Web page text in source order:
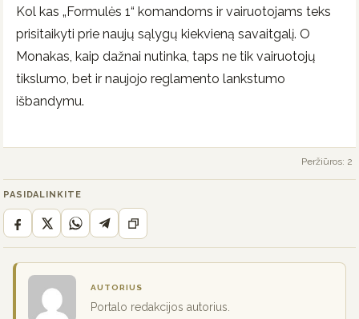
Kol kas „Formulės 1“ komandoms ir vairuotojams teks
prisitaikyti prie naujų sąlygų kiekvieną savaitgalį. O
Monakas, kaip dažnai nutinka, taps ne tik vairuotojų
tikslumo, bet ir naujojo reglamento lankstumo
išbandymu.
Peržiūros: 2
PASIDALINKITE
AUTORIUS
Portalo redakcijos autorius.